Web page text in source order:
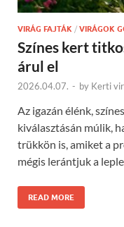
VIRÁG FAJTÁK / VIRÁGOK
Színes kert
árul el
2026.04.07. - by Kerti
Az igazán élénk,
kiválasztásán múlik,
trükkön is, amiket a
mégis lerántjuk a
READ MORE